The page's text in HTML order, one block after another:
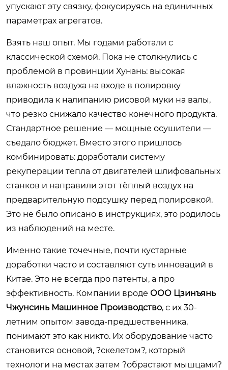
упускают эту связку, фокусируясь на единичных
параметрах агрегатов.
Взять наш опыт. Мы годами работали с
классической схемой. Пока не столкнулись с
проблемой в провинции Хунань: высокая
влажность воздуха на входе в полировку
приводила к налипанию рисовой муки на валы,
что резко снижало качество конечного продукта.
Стандартное решение — мощные осушители —
съедало бюджет. Вместо этого пришлось
комбинировать: доработали систему
рекуперации тепла от двигателей шлифовальных
станков и направили этот тёплый воздух на
предварительную подсушку перед полировкой.
Это не было описано в инструкциях, это родилось
из наблюдений на месте.
Именно такие точечные, почти кустарные
доработки часто и составляют суть инноваций в
Китае. Это не всегда про патенты, а про
эффективность. Компании вроде ООО Цзинъянь
Чжунсинь Машинное Производство, с их 30-
летним опытом завода-предшественника,
понимают это как никто. Их оборудование часто
становится основой, ?скелетом?, который
технологи на местах затем ?обрастают мышцами?